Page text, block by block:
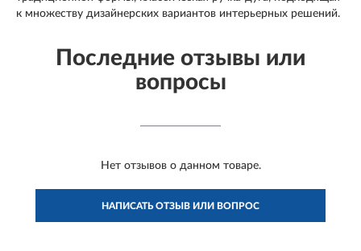
к множеству дизайнерских вариантов интерьерных решений.
Последние отзывы или
вопросы
Нет отзывов о данном товаре.
НАПИСАТЬ ОТЗЫВ ИЛИ ВОПРОС